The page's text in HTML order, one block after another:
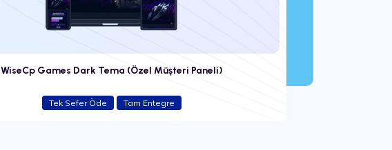
WiseCp Games Dark Tema (Özel Müşteri Paneli)
Tek Sefer Öde Tam Entegre